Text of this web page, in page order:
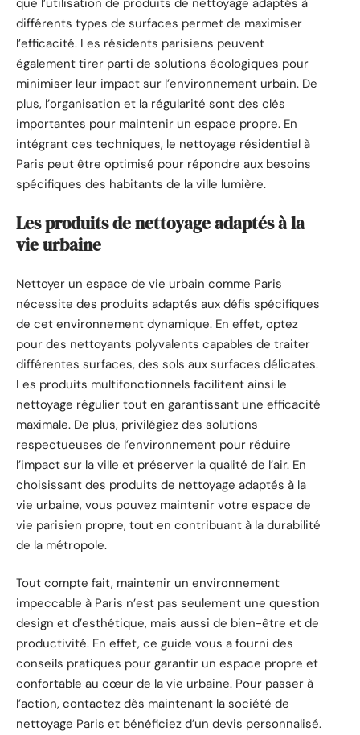
différents types de surfaces permet de maximiser
l’efficacité. Les résidents parisiens peuvent
également tirer parti de solutions écologiques pour
minimiser leur impact sur l’environnement urbain. De
plus, l’organisation et la régularité sont des clés
importantes pour maintenir un espace propre. En
intégrant ces techniques, le nettoyage résidentiel à
Paris peut être optimisé pour répondre aux besoins
spécifiques des habitants de la ville lumière.
Les produits de nettoyage adaptés à la
vie urbaine
Nettoyer un espace de vie urbain comme Paris
nécessite des produits adaptés aux défis spécifiques
de cet environnement dynamique. En effet, optez
pour des nettoyants polyvalents capables de traiter
différentes surfaces, des sols aux surfaces délicates.
Les produits multifonctionnels facilitent ainsi le
nettoyage régulier tout en garantissant une efficacité
maximale. De plus, privilégiez des solutions
respectueuses de l’environnement pour réduire
l’impact sur la ville et préserver la qualité de l’air. En
choisissant des produits de nettoyage adaptés à la
vie urbaine, vous pouvez maintenir votre espace de
vie parisien propre, tout en contribuant à la durabilité
de la métropole.
Tout compte fait, maintenir un environnement
impeccable à Paris n’est pas seulement une question
design et d’esthétique, mais aussi de bien-être et de
productivité. En effet, ce guide vous a fourni des
conseils pratiques pour garantir un espace propre et
confortable au cœur de la vie urbaine. Pour passer à
l’action, contactez dès maintenant la société de
nettoyage Paris et bénéficiez d’un devis personnalisé.